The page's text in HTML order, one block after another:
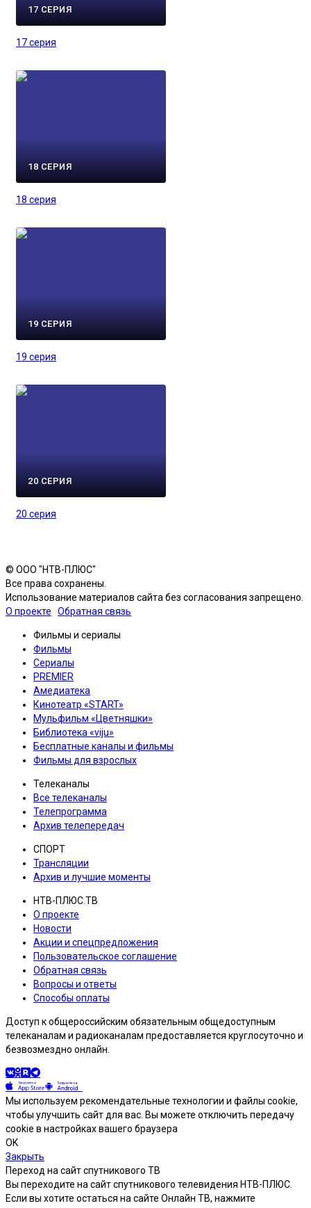
17 СЕРИЯ
17 серия
18 СЕРИЯ
18 серия
19 СЕРИЯ
19 серия
20 СЕРИЯ
20 серия
© ООО "НТВ-ПЛЮС"
Все права сохранены.
Использование материалов сайта без согласования запрещено.
О проекте
Обратная связь
Фильмы и сериалы
Фильмы
Сериалы
PREMIER
Амедиатека
Кинотеатр «START»
Мульфильм «Цветняшки»
Библиотека «viju»
Бесплатные каналы и фильмы
Фильмы для взрослых
Телеканалы
Все телеканалы
Телепрограмма
Архив телепередач
СПОРТ
Трансляции
Архив и лучшие моменты
НТВ-ПЛЮС.ТВ
О проекте
Новости
Акции и спецпредложения
Пользовательское соглашение
Обратная связь
Вопросы и ответы
Способы оплаты
Доступ к общероссийским обязательным общедоступным
телеканалам и радиоканалам предоставляется круглосуточно и
безвозмездно онлайн.
Мы используем рекомендательные технологии и файлы cookie,
чтобы улучшить сайт для вас. Вы можете отключить передачу
cookie в настройках вашего браузера
OK
Закрыть
Переход на сайт спутникового ТВ
Вы переходите на сайт спутникового телевидения НТВ-ПЛЮС.
Если вы хотите остаться на сайте Онлайн ТВ, нажмите